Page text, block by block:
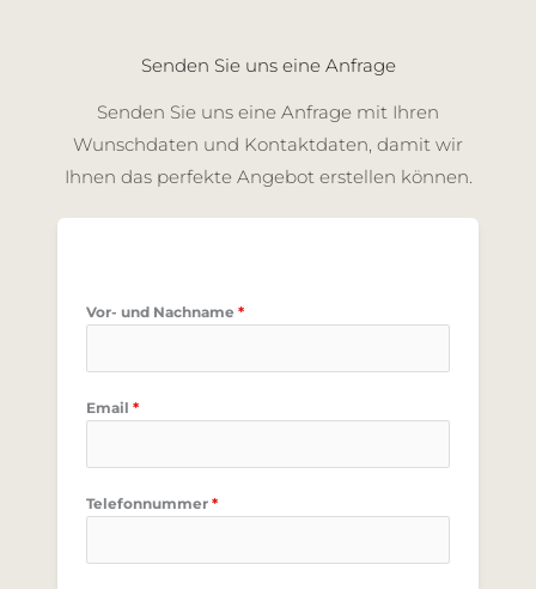
Senden Sie uns eine Anfrage
Senden Sie uns eine Anfrage mit Ihren
Wunschdaten und Kontaktdaten, damit wir
Ihnen das perfekte Angebot erstellen können.
Vor- und Nachname *
Email *
Telefonnummer *